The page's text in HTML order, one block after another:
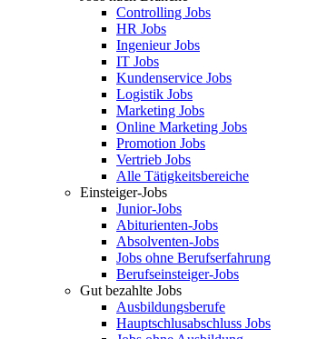
Controlling Jobs
HR Jobs
Ingenieur Jobs
IT Jobs
Kundenservice Jobs
Logistik Jobs
Marketing Jobs
Online Marketing Jobs
Promotion Jobs
Vertrieb Jobs
Alle Tätigkeitsbereiche
Einsteiger-Jobs
Junior-Jobs
Abiturienten-Jobs
Absolventen-Jobs
Jobs ohne Berufserfahrung
Berufseinsteiger-Jobs
Gut bezahlte Jobs
Ausbildungsberufe
Hauptschlusabschluss Jobs